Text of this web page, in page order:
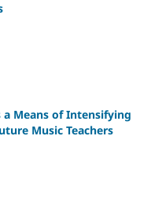
a Means of Intensifying
Music Teachers